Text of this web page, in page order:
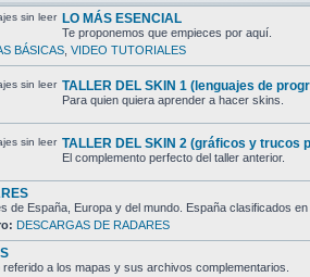
LO MÁS ESENCIAL
Te proponemos que empieces por aquí.
BÁSICAS VIDEO TUTORIALES
TALLER DEL SKIN 1 (lenguajes de
Para quien quiera aprender a hacer skins.
TALLER DEL SKIN 2 (gráficos y trucos
El complemento perfecto del taller anterior.
de España, Europa y del mundo. España clasificados
DESCARGAS DE RADARES
referido a los mapas y sus archivos complementarios.